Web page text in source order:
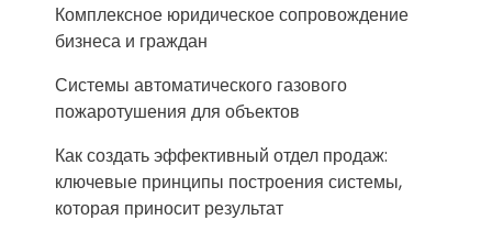
Комплексное юридическое сопровождение
бизнеса и граждан
Системы автоматического газового
пожаротушения для объектов
Как создать эффективный отдел продаж:
ключевые принципы построения системы,
которая приносит результат